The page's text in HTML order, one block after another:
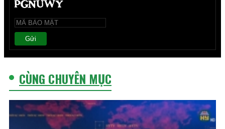
Gửi
CÙNG CHUYÊN MỤC